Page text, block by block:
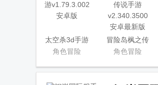
太空杀3d手游
角色冒险
冒险岛枫之传
说手游
角色冒险